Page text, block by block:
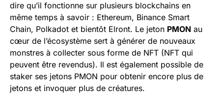
dire qu’il fonctionne sur plusieurs blockchains en
même temps à savoir : Ethereum, Binance Smart
Chain, Polkadot et bientôt Elront. Le jeton PMON au
cœur de l’écosystème sert à générer de nouveaux
monstres à collecter sous forme de NFT (NFT qui
peuvent être revendus). Il est également possible de
staker ses jetons PMON pour obtenir encore plus de
jetons et invoquer plus de créatures.